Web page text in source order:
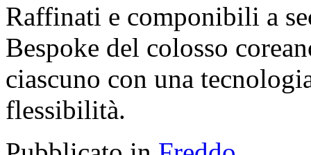
Raffinati e componibili a
Bespoke del colosso
ciascuno con una
flessibilità.